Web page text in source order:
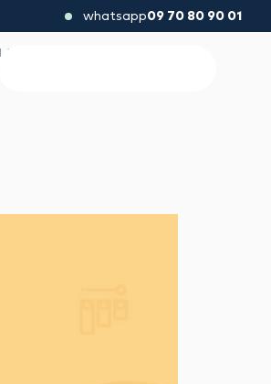
whatsapp09 70 80 90 01